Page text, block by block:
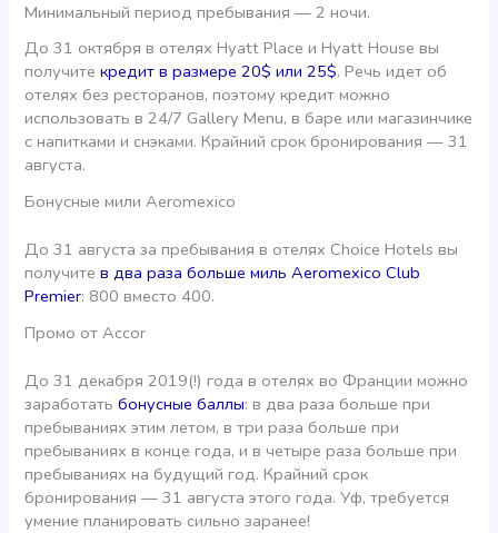
Минимальный период пребывания — 2 ночи.
До 31 октября в отелях Hyatt Place и Hyatt House вы
получитекредит в размере 20$ или 25$. Речь идет об
отелях без ресторанов, поэтому кредит можно
использовать в 24/7 Gallery Menu, в баре или магазинчике
с напитками и снэками. Крайний срок бронирования — 31
августа.
Бонусные мили Aeromexico
До 31 августа за пребывания в отелях Choice Hotels вы
получитев два раза больше миль Aeromexico Club
Premier: 800 вместо 400.
Промо от Accor
До 31 декабря 2019(!) года в отелях во Франции можно
заработатьбонусные баллы: в два раза больше при
пребываниях этим летом, в три раза больше при
пребываниях в конце года, и в четыре раза больше при
пребываниях на будущий год. Крайний срок
бронирования — 31 августа этого года. Уф, требуется
умение планировать сильно заранее!